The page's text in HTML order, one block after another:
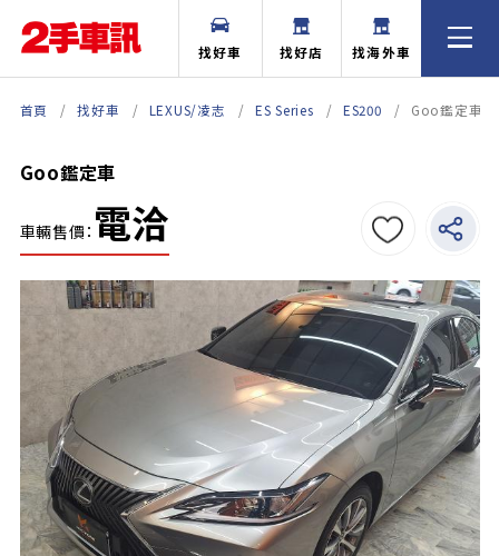
找好車 找好店 找海外車
首頁 找好車 LEXUS/凌志 ES Series ES200 Goo鑑定車
Goo鑑定車
車輛售價： 電洽